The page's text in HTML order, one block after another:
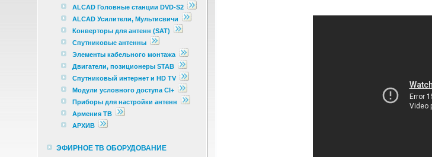
ALCAD Головные станции DVD-S2
ALCAD Усилители, Мультисвичи
Конверторы для антенн (SAT)
Спутниковые антенны
Элементы кабельного монтажа
Двигатели, позиционеры STAB
Спутниковый интернет и HD TV
Модули условного доступа CI+
Приборы для настройки антенн
Армения ТВ
АРХИВ
ЭФИРНОЕ ТВ ОБОРУДОВАНИЕ